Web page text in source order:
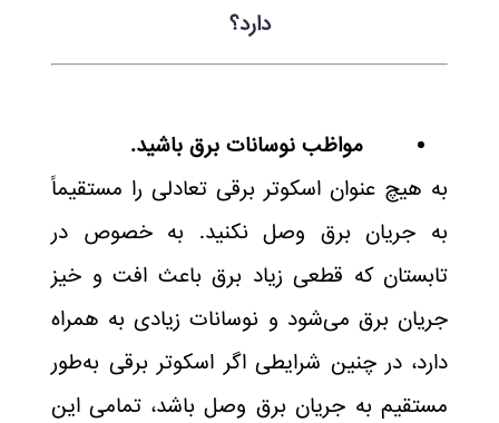
دارد؟
مواظب نوسانات برق باشید.
به هیچ عنوان اسکوتر برقی تعادلی را مستقیماً
به جریان برق وصل نکنید. به خصوص در
تابستان که قطعی زیاد برق باعث افت و خیز
جریان برق می‌شود و نوسانات زیادی به همراه
دارد، در چنین شرایطی اگر اسکوتر برقی به‌طور
مستقیم به جریان برق وصل باشد، تمامی این